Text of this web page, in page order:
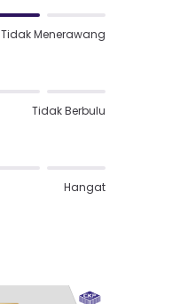
Tidak Menerawang
Tidak Berbulu
Hangat